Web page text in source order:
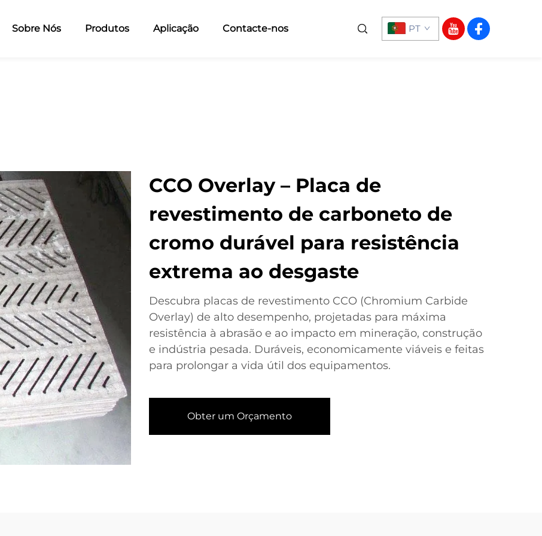
Sobre Nós Produtos Aplicação Contacte-nos PT
CCO Overlay – Placa de
revestimento de carboneto de
cromo durável para resistência
extrema ao desgaste
Descubra placas de revestimento CCO (Chromium Carbide
Overlay) de alto desempenho, projetadas para máxima
resistência à abrasão e ao impacto em mineração, construção
e indústria pesada. Duráveis, economicamente viáveis e feitas
para prolongar a vida útil dos equipamentos.
Obter um Orçamento